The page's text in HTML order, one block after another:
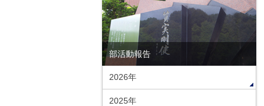
部活動報告
2026年
2025年